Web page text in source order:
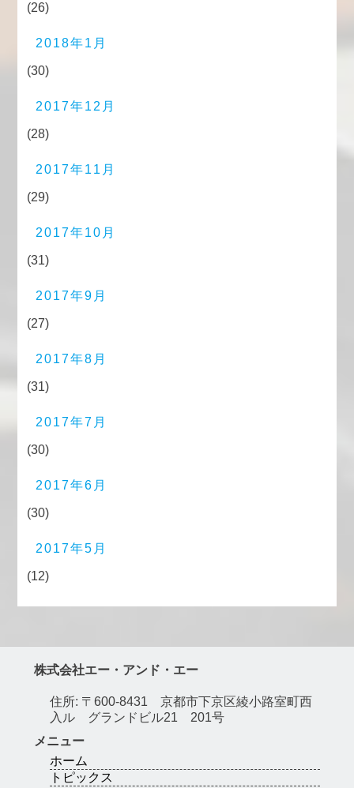
(26)
2018年1月
(30)
2017年12月
(28)
2017年11月
(29)
2017年10月
(31)
2017年9月
(27)
2017年8月
(31)
2017年7月
(30)
2017年6月
(30)
2017年5月
(12)
株式会社エー・アンド・エー
住所: 〒600-8431 京都市下京区綾小路室町西
入ル グランドビル21 201号
メニュー
ホーム
トピックス